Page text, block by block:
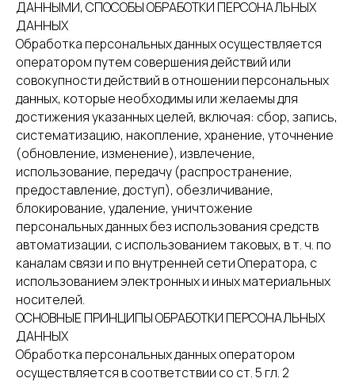
ДАННЫМИ, СПОСОБЫ ОБРАБОТКИ ПЕРСОНАЛЬНЫХ
ДАННЫХ
Обработка персональных данных осуществляется
оператором путем совершения действий или
совокупности действий в отношении персональных
данных, которые необходимы или желаемы для
достижения указанных целей, включая: сбор, запись,
систематизацию, накопление, хранение, уточнение
(обновление, изменение), извлечение,
использование, передачу (распространение,
предоставление, доступ), обезличивание,
блокирование, удаление, уничтожение
персональных данных без использования средств
автоматизации, с использованием таковых, в т. ч. по
каналам связи и по внутренней сети Оператора, с
использованием электронных и иных материальных
носителей.
ОСНОВНЫЕ ПРИНЦИПЫ ОБРАБОТКИ ПЕРСОНАЛЬНЫХ
ДАННЫХ
Обработка персональных данных оператором
осуществляется в соответствии со ст. 5 гл. 2